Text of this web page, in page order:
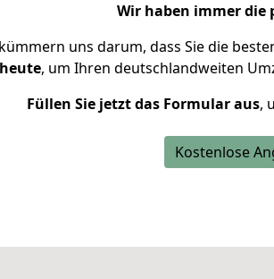
Wir haben immer die
uns darum, dass Sie die
heute, um Ihren deutschlandweiten
Füllen Sie jetzt das Formular aus,
Kostenlose